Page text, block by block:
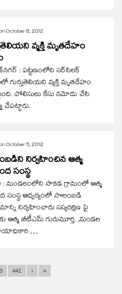
October 6, 2012
వ్మక్తి మృతదేహం
: పట్టణంలోని సర్‌సిలక్‌
గుర్తుతెలియని వ్యక్తి మృతదేహం
పోలిసులు కేసు నమోదు చేసి
చేపట్టారు.
October 5, 2012
నిర్వహించిన ఆత్మ
సంస్థ
: మండలంలోని సాకడ గ్రామంలో ఆత్మ
సంస్థ ఆధ్వర్యంలో పొలంబడి
నిర్వహించారు సస్యరక్షణ పై
ఆత్మ బీటీఎమ్‌ గురుమూర్తి, ,మండల
…
441 › »